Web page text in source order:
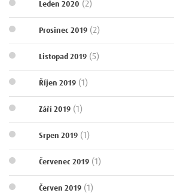
Leden 2020 (2)
Prosinec 2019 (2)
Listopad 2019 (5)
Říjen 2019 (1)
Září 2019 (1)
Srpen 2019 (1)
Červenec 2019 (1)
Červen 2019 (1)